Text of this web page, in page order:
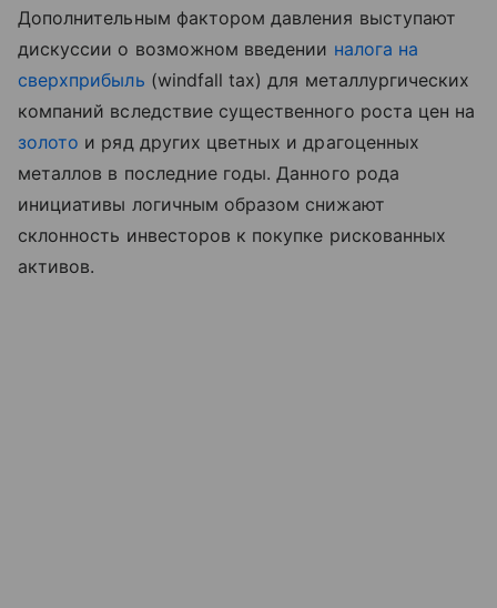
Дополнительным фактором давления выступают
дискуссии о возможном введении налога на
сверхприбыль (windfall tax) для металлургических
компаний вследствие существенного роста цен на
золото и ряд других цветных и драгоценных
металлов в последние годы. Данного рода
инициативы логичным образом снижают
склонность инвесторов к покупке рискованных
активов.